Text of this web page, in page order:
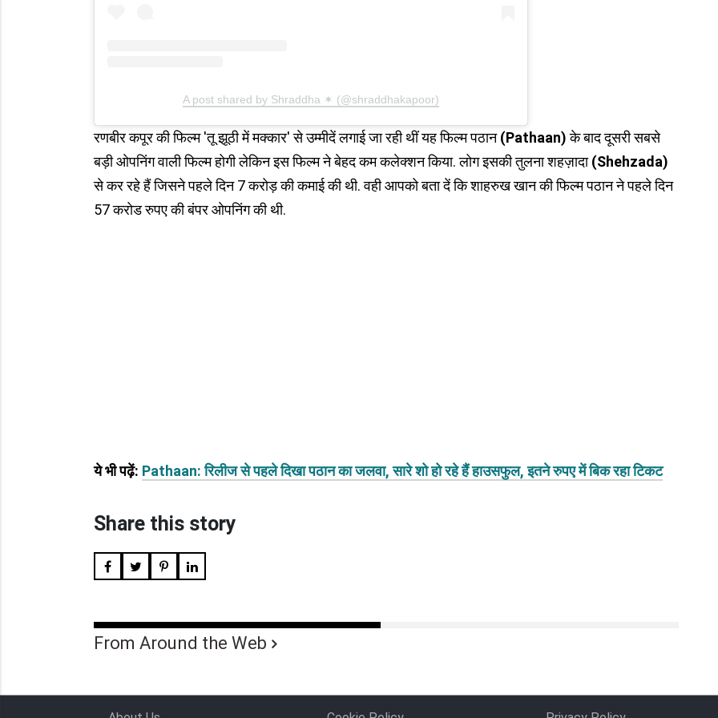
A post shared by Shraddha ✶ (@shraddhakapoor)
रणबीर कपूर की फिल्म 'तू झूठी में मक्कार' से उम्मीदें लगाई जा रही थीं यह फिल्म पठान(Pathaan)के बाद दूसरी सबसे
बड़ी ओपनिंग वाली फिल्म होगी लेकिन इस फिल्म ने बेहद कम कलेक्शन किया. लोग इसकी तुलना शहज़ादा(Shehzada)
से कर रहे हैं जिसने पहले दिन 7 करोड़ की कमाई की थी. वही आपको बता दें कि शाहरुख खान की फिल्म पठान ने पहले दिन
57 करोड रुपए की बंपर ओपनिंग की थी.
ये भी पढ़ें: Pathaan: रिलीज से पहले दिखा पठान का जलवा, सारे शो हो रहे हैं हाउसफुल, इतने रुपए में बिक रहा टिकट
Share this story
From Around the Web